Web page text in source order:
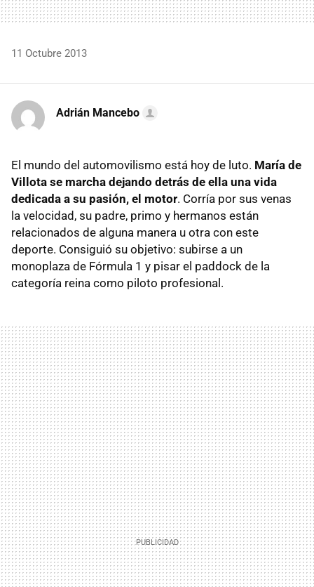
11 Octubre 2013
Adrián Mancebo
El mundo del automovilismo está hoy de luto. María de
Villota se marcha dejando detrás de ella una vida
dedicada a su pasión, el motor. Corría por sus venas
la velocidad, su padre, primo y hermanos están
relacionados de alguna manera u otra con este
deporte. Consiguió su objetivo: subirse a un
monoplaza de Fórmula 1 y pisar el paddock de la
categoría reina como piloto profesional.